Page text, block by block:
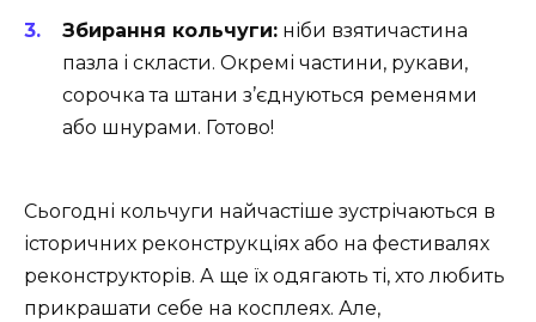
Збирання кольчуги: ніби взятичастина
пазла і скласти. Окремі частини, рукави,
сорочка та штани з’єднуються ременями
або шнурами. Готово!
Сьогодні кольчуги найчастіше зустрічаються в
історичних реконструкціях або на фестивалях
реконструкторів. А ще їх одягають ті, хто любить
прикрашати себе на косплеях. Але,